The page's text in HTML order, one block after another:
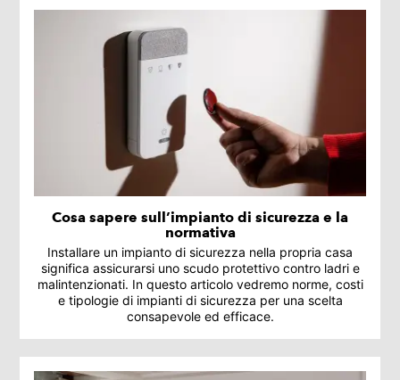
Cosa sapere sull’impianto di sicurezza e la
normativa
Installare un impianto di sicurezza nella propria casa
significa assicurarsi uno scudo protettivo contro ladri e
malintenzionati. In questo articolo vedremo norme, costi
e tipologie di impianti di sicurezza per una scelta
consapevole ed efficace.